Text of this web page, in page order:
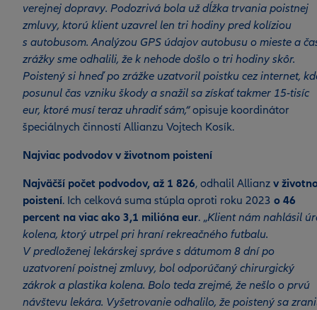
verejnej dopravy. Podozrivá bola už dĺžka trvania poistnej
zmluvy, ktorú klient uzavrel len tri hodiny pred kolíziou
s autobusom. Analýzou GPS údajov autobusu o mieste a
zrážky sme odhalili, že k nehode došlo o tri hodiny skôr.
Poistený si hneď po zrážke uzatvoril poistku cez internet,
posunul čas vzniku škody a snažil sa získať takmer 15-tisíc
eur, ktoré musí teraz uhradiť sám,“opisuje koordinátor
špeciálnych činností Allianzu Vojtech Kosík.
Najviac podvodov v životnom poistení
Najväčší počet podvodov, až 1 826, odhalil Allianz v
poistení. Ich celková suma stúpla oproti roku 2023 o 46
percent na viac ako 3,1 milióna eur. „Klient nám nahlásil
kolena, ktorý utrpel pri hraní rekreačného futbalu.
V predloženej lekárskej správe s dátumom 8 dní po
uzatvorení poistnej zmluvy, bol odporúčaný chirurgický
zákrok a plastika kolena. Bolo teda zrejmé, že nešlo o prvú
návštevu lekára. Vyšetrovanie odhalilo, že poistený sa